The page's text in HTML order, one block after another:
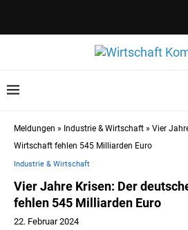
Meldungen » Industrie & Wirtschaft » Vier
Wirtschaft fehlen 545 Milliarden Euro
Industrie & Wirtschaft
Vier Jahre Krisen: Der
fehlen 545 Milliarden Euro
22. Februar 2024